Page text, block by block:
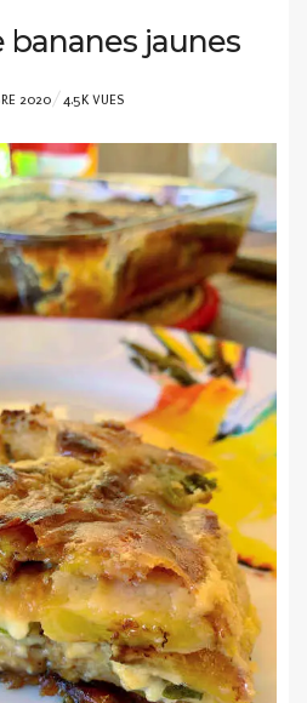
bananes jaunes
2020 4.5K VUES